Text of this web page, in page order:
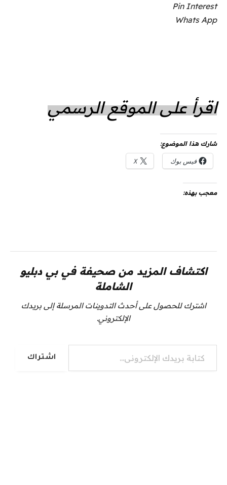
Pin Interest
Whats App
اقرأ على الموقع الرسمي
شارك هذا الموضوع:
فيس بوك X
معجب بهذه:
اكتشاف المزيد من صحيفة في بي دبليو
الشاملة
اشترك للحصول على أحدث التدوينات المرسلة إلى بريدك
الإلكتروني.
كتابة بريدك الإلكتروني...
اشتراك